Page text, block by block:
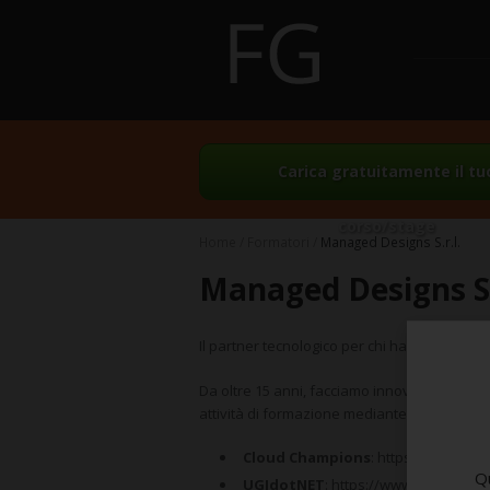
Carica gratuitamente il
corso/stage
Managed Designs S.r.l.
Managed Designs
Da oltre 15 anni, facciamo innovazione
attività di formazione mediante le
: https://